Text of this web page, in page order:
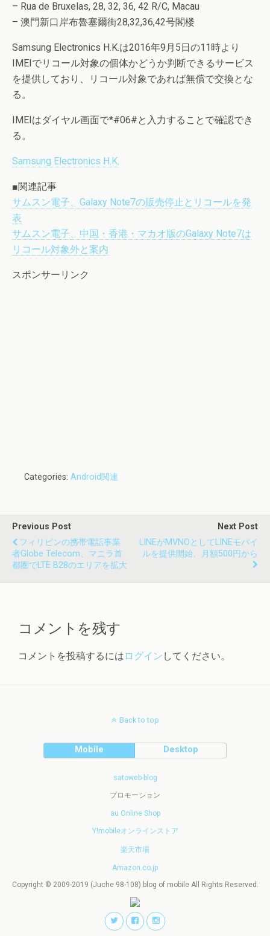
– Rua de Bruxelas, 28, 32, 36, 42 R/C, Macau
– 澳門新口岸布魯塞爾街28,32,36,42号閣楼
Samsung Electronics H.K.は2016年9月5日の11時より
IMEIでリコール対象の個体かどうか判断できるサービス
を提供しており、リコール対象であれば無償で交換とな
る。
IMEIはダイヤル画面で*#06#と入力することで確認でき
る。
Samsung Electronics H.K.
■関連記事
サムスン電子、Galaxy Note7の販売停止とリコールを発
表
サムスン電子、中国・香港・マカオ版のGalaxy Note7は
リコール対象外と案内
スポンサーリンク
Categories: Android関連
Previous Post
フィリピンの携帯電話事業
者Globe Telecom、マニラ首
都圏でLTE B28のエリアを拡大
Next Post
LINEがMVNOとしてLINEモバイ
ルを提供開始、月額500円から
コメントを残す
コメントを投稿するには ログイン してください。
Back to top
Mobile Desktop
satoweb-blog
プロモーション
au Online Shop
Y!mobileオンラインストア
楽天市場
Amazon.co.jp
Copyright © 2009-2019 (Juche 98-108) blog of mobile All Rights Reserved.